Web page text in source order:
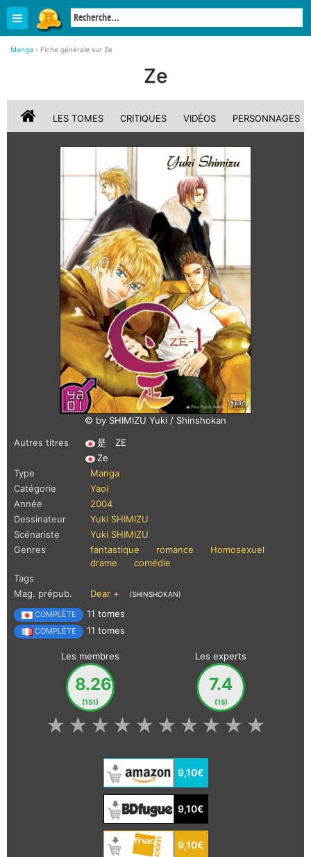
Manga › Fiche générale sur Ze
Ze
LES TOMES CRITIQUES VIDÉOS PERSONNAGES
© by SHIMIZU Yuki / Shinshokan
Autres titres
是 ZE
Ze
Type
Manga
Catégorie
Yaoi
Année
2004
Dessinateur
Yuki SHIMIZU
Scénariste
Yuki SHIMIZU
Genres
fantastique romance
Homosexuel
drame
comédie
Tags
Mag. prépub.
Dear + (SHINSHOKAN)
COMPLÈTE 11 tomes
COMPLÈTE 11 tomes
Les membres
8.26
(151)
Les experts
7.4
(15)
★
★
★
★
★
★
★
★
★
★
9,10€
9,10€
9,10€